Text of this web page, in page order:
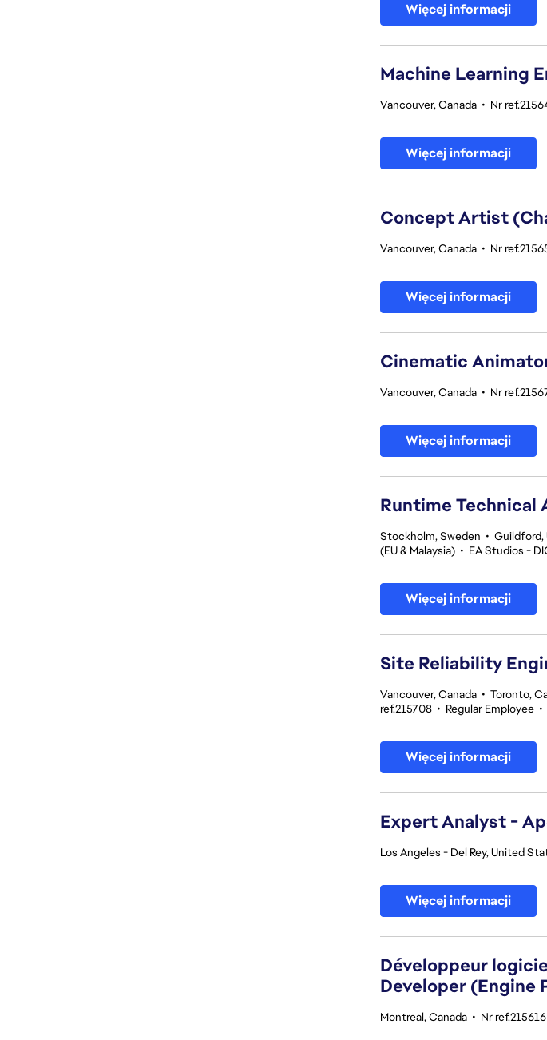
Więcej informacji
Machine Learning
Vancouver, Canada • Nr
Więcej informacji
Concept Artist
Vancouver, Canada • Nr
Więcej informacji
Cinematic
Vancouver, Canada • Nr
Więcej informacji
Runtime
Stockholm, Sweden • Guildford,
(EU & Malaysia) • EA Studios -
Więcej informacji
Site Reliability
Vancouver, Canada • Toronto,
ref.215708 • Regular Employee •
Więcej informacji
Expert Analyst -
Los Angeles - Del Rey, United
Więcej informacji
Développeur
Developer
Montreal, Canada • Nr ref.215616